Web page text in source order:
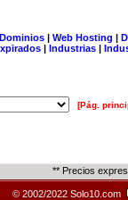
| Web Hosting |
| Industrias |
[Pág.
** Precios
© 2002/2022 Solo10.com